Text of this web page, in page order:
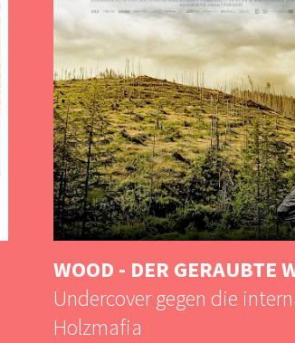
WOOD - DER GERAUBTE
Undercover gegen die
Holzmafia